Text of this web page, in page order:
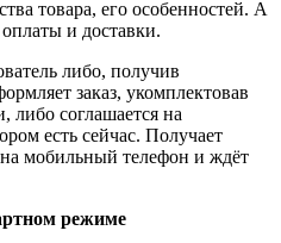
товара, его особенностей. А
и доставки.
либо, получив
заказ, укомплектовав
либо соглашается на
есть сейчас. Получает
мобильный телефон и ждёт
режиме